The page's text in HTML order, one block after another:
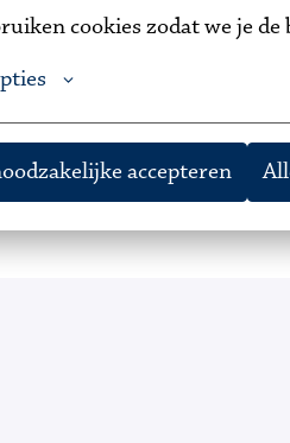
cookies zodat we je
accepteren